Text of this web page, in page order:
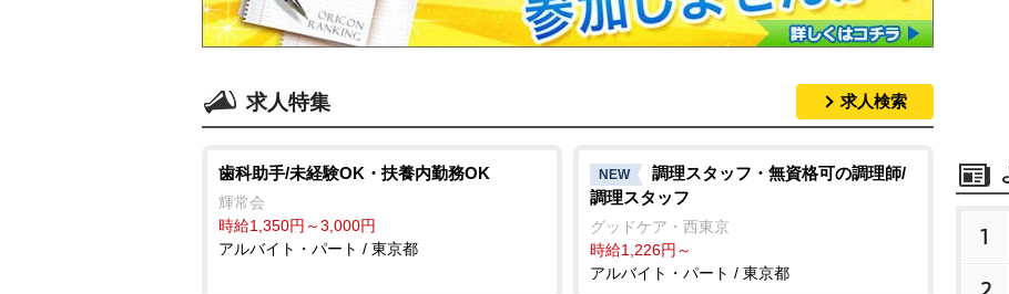
求人特集 求人検索
歯科助手/未経験OK・扶養内勤務OK
輝常会
時給1,350円～3,000円
アルバイト・パート / 東京都
NEW
調理スタッフ・無資格可の調理師/
調理スタッフ
グッドケア・西東京
時給1,226円～
アルバイト・パート / 東京都
1